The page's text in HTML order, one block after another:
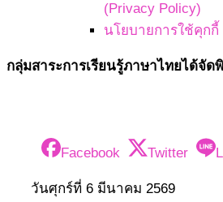
(Privacy Policy)
นโยบายการใช้คุกกี้
กลุ่มสาระการเรียนรู้ภาษาไทยได้จัด
Facebook Twitter
วันศุกร์ที่ 6 มีนาคม 2569